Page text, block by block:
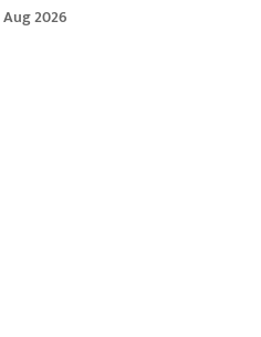
2026